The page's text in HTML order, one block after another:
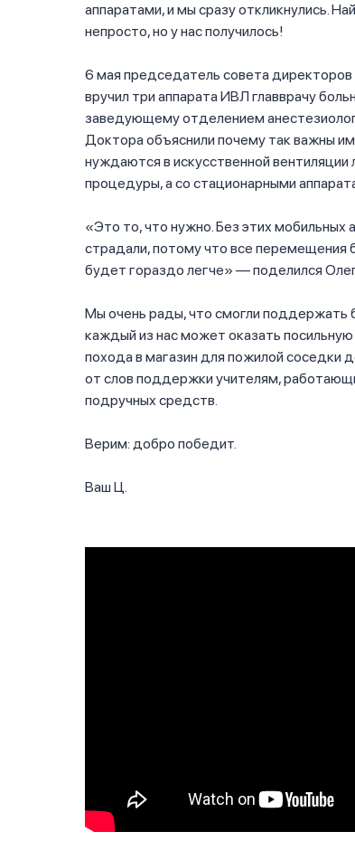
аппаратами, и мы сразу откликнулись.
непросто, но у нас получилось!
6 мая председатель совета
вручил три аппарата ИВЛ главврачу
заведующему отделением
Доктора объяснили почему так важны
нуждаются в искусственной вентиляции
процедуры, а со стационарными
«Это то, что нужно. Без этих мобильных
страдали, потому что все перемещения
будет гораздо легче» — поделился
Мы очень рады, что смогли поддержать
каждый из нас может оказать
похода в магазин для пожилой соседки
от слов поддержки учителям,
подручных средств.
Верим: добро победит.
Ваш Ц.